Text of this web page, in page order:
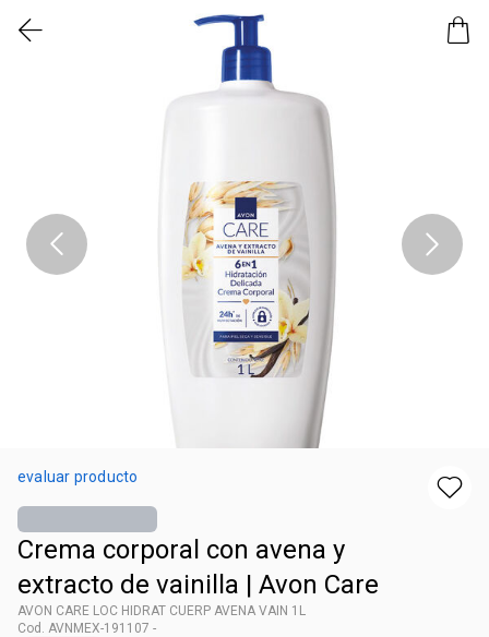
evaluar producto
Crema corporal con avena y
extracto de vainilla | Avon Care
AVON CARE LOC HIDRAT CUERP AVENA VAIN 1L
Cod. AVNMEX-191107 -